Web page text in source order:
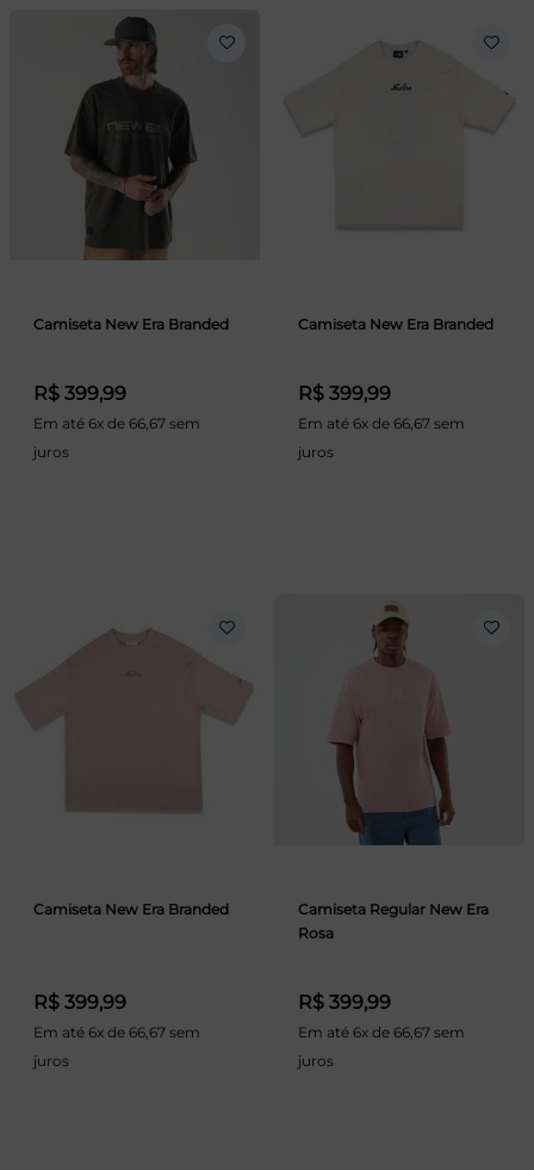
Camiseta New Era Branded
R$ 399,99
Em até 6x de 66,67 sem
juros
Camiseta New Era Branded
R$ 399,99
Em até 6x de 66,67 sem
juros
Camiseta New Era Branded
R$ 399,99
Em até 6x de 66,67 sem
juros
Camiseta Regular New Era
Rosa
R$ 399,99
Em até 6x de 66,67 sem
juros